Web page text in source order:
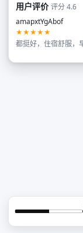
用户评价评分 4.6
amapxtYgAbof
★★★★★
都挺好，住宿舒服，